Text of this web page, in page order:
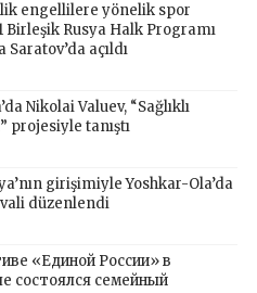
engellilere yönelik spor
Birleşik Rusya Halk Programı
açıldı
Nikolai Valuev, “Sağlıklı
projesiyle tanıştı
girişimiyle Yoshkar-Ola’da
düzenlendi
«Единой России» в
состоялся семейный